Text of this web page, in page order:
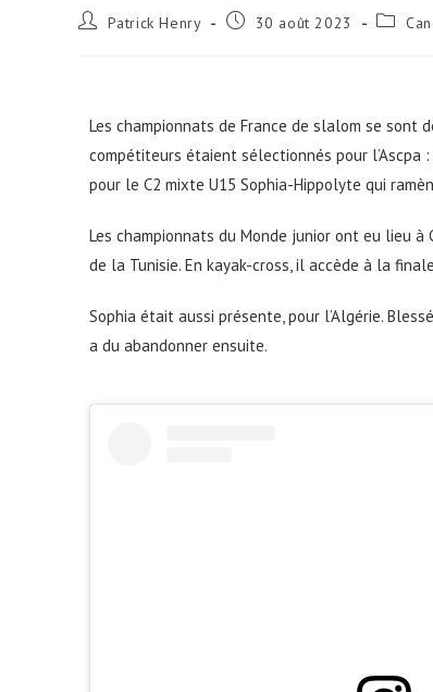
Patrick Henry 30 août 2023
Les championnats de France de slalom se sont
compétiteurs étaient sélectionnés pour
pour le C2 mixte U15 Sophia-Hippolyte qui
Les championnats du Monde junior ont eu lieu
de la Tunisie. En kayak-cross, il accède à la
Sophia était aussi présente, pour l’Algérie.
a du abandonner ensuite.